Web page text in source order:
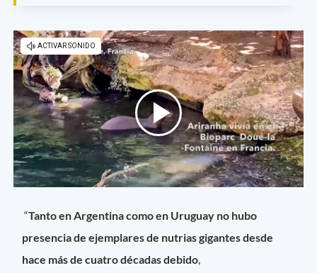
“Tanto en Argentina como en Uruguay no hubo
presencia de ejemplares de nutrias gigantes desde
hace más de cuatro décadasdebido